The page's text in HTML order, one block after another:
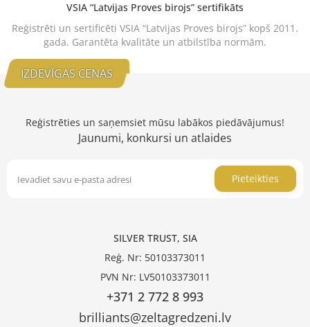
VSIA “Latvijas Proves birojs” sertifikāts
Reģistrēti un sertificēti VSIA “Latvijas Proves birojs” kopš 2011.
gada. Garantēta kvalitāte un atbilstība normām.
IZDEVĪGAS CENAS
Reģistrēties un saņemsiet mūsu labākos piedāvājumus!
Jaunumi, konkursi un atlaides
Pieteikties
SILVER TRUST, SIA
Reģ. Nr: 50103373011
PVN Nr: LV50103373011
+371 2 772 8 993
brilliants@zeltagredzeni.lv